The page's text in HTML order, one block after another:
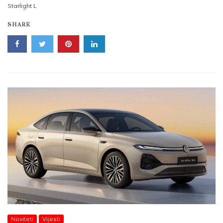
Starlight L
SHARE
Noviteti Vijesti